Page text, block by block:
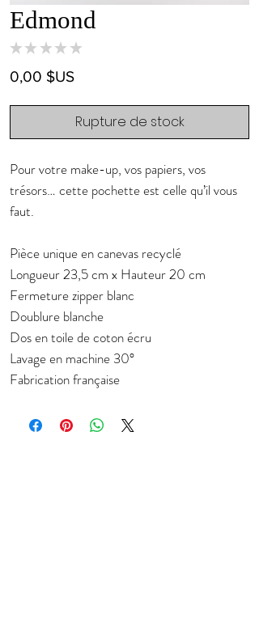
Edmond
★ ★ ★ ★ ★
0,00 $USPrix
Rupture de stock
Pour votre make-up, vos papiers, vos
trésors… cette pochette est celle qu’il vous
faut.
Pièce unique en canevas recyclé
Longueur 23,5 cm x Hauteur 20 cm
Fermeture zipper blanc
Doublure blanche
Dos en toile de coton écru
Lavage en machine 30°
Fabrication française